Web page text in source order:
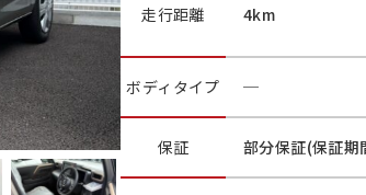
走行距離 4km
ボディ タイプ ─
保証 部分保証(保証